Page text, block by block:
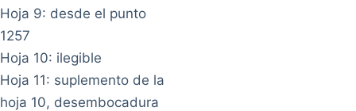
Hoja 9: desde el punto
1257
Hoja 10: ilegible
Hoja 11: suplemento de la
hoja 10, desembocadura